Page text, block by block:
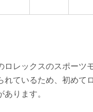
ロレックスのスポーツ
れているため、初めて
ります。